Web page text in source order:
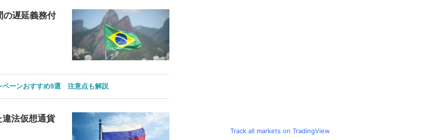
の遅延義務付
ペーンおすすめ9選 注意点も解説
法仮想通貨
Track all markets on TradingView